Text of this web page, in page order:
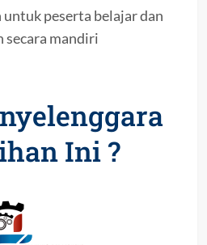
untuk peserta belajar dan
secara mandiri
Ini ?